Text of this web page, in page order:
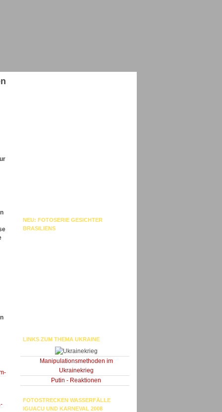
NEU: FOTOSERIE GESICHTER
BRASILIENS
LINKS ZUM THEMA UKRAINE
Manipulationsmethoden im
Ukrainekrieg
Putin - Reaktionen
FOTOSTRECKEN WASSERFÄLLE
IGUACU UND KARNEVAL 2008